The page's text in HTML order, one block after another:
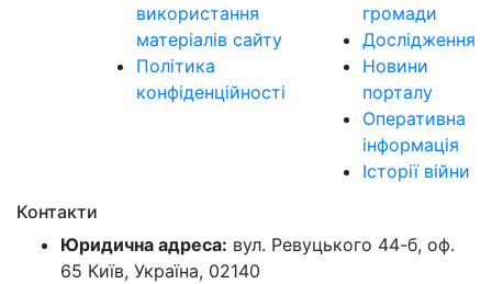
використання
матеріалів сайту
Політика
конфіденційності
громади
Дослідження
Новини
порталу
Оперативна
інформація
Історії війни
Контакти
Юридична адреса: вул. Ревуцького 44-б, оф.
65 Київ, Україна, 02140